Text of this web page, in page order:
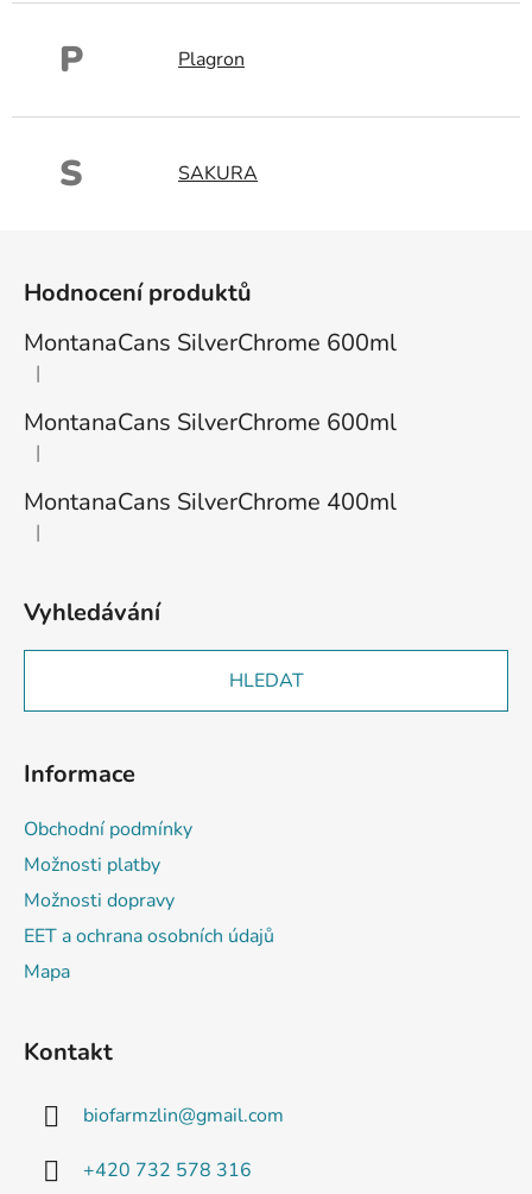
P Plagron
S SAKURA
Hodnocení produktů
MontanaCans SilverChrome 600ml
Hodnocení produktu je 1 z 5 hvězdiček.
|
MontanaCans SilverChrome 600ml
Hodnocení produktu je 3 z 5 hvězdiček.
|
MontanaCans SilverChrome 400ml
Hodnocení produktu je 2 z 5 hvězdiček.
|
Vyhledávání
HLEDAT
Informace
Obchodní podmínky
Možnosti platby
Možnosti dopravy
EET a ochrana osobních údajů
Mapa
Kontakt
biofarmzlin@gmail.com
+420 732 578 316